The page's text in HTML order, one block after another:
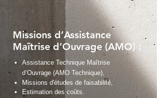
Missions d’Assistance
Maîtrise d’Ouvrage (AMO) :
Assistance Technique Maîtrise
d’Ouvrage (AMO Technique),
Missions d'études de faisabilité,
Estimation des coûts.